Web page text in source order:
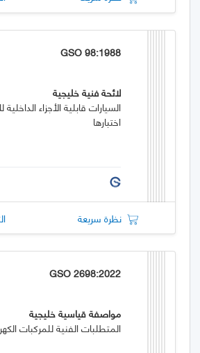
GSO 98:1988
لائحة فنية خليجية
السيارات قابلية الأجزاء
اختبارها
نظرة سريعة
GSO 2698:2022
مواصفة قياسية خليجية
المتطلبات الفنية للمركبات